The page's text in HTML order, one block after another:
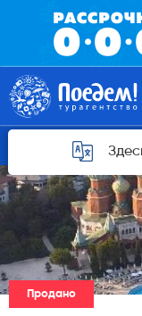
Горящие туры
Продано